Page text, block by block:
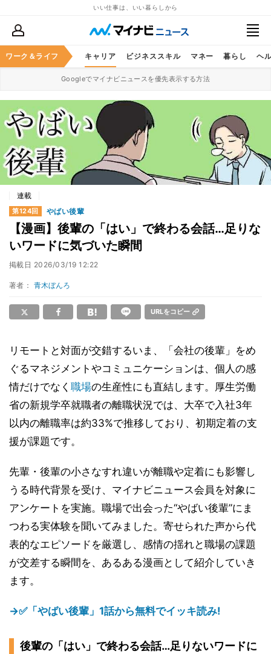
いい仕事は、いい暮らしから
ワーク＆ライフ キャリア ビジネススキル マネー 暮らし ヘ
Googleでマイナビニュースを優先表示する方法
連載
第124回 やばい後輩
【漫画】後輩の「はい」で終わる会話…足りな
いワードに気づいた瞬間
掲載日 2026/03/19 12:22
著者： 青木ぼんろ
URLをコピー
リモートと対面が交錯するいま、「会社の後輩」をめ
ぐるマネジメントやコミュニケーションは、個人の感
情だけでなく 職場の生産性にも直結します。厚生労働
省の新規学卒就職者の離職状況では、大卒で入社3年
以内の離職率は約33%で推移しており、初期定着の支
援が課題です。
先輩・後輩の小さなすれ違いが離職や定着にも影響し
うる時代背景を受け、マイナビニュース会員を対象に
アンケートを実施。職場で出会った“やばい後輩”にま
つわる実体験を聞いてみました。寄せられた声から代
表的なエピソードを厳選し、感情の揺れと職場の課題
が交差する瞬間を、あるある漫画として紹介していき
ます。
→✅「やばい後輩」1話から無料でイッキ読み!
後輩の「はい」で終わる会話…足りないワードに